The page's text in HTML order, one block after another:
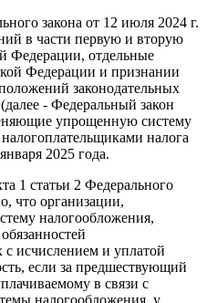
закона от 12 июля 2024 г.
в части первую и вторую
Федерации, отдельные
Федерации и признании
законодательных
- Федеральный закон
упрощенную систему
налога
2025 года.
1 статьи 2 Федерального
что организации,
налогообложения,
с исчислением и уплатой
если за предшествующий
в связи с
налогообложения, у